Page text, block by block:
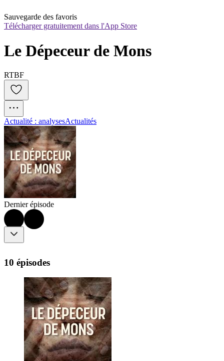
Sauvegarde des favoris
Télécharger gratuitement dans l'App Store
Le Dépeceur de Mons
RTBF
Actualité : analysesActualités
Dernier épisode
10 épisodes